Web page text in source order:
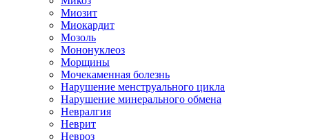
Миозит
Миокардит
Мозоль
Мононуклеоз
Морщины
Мочекаменная болезнь
Нарушение менструального цикла
Нарушение минерального обмена
Невралгия
Неврит
Невроз